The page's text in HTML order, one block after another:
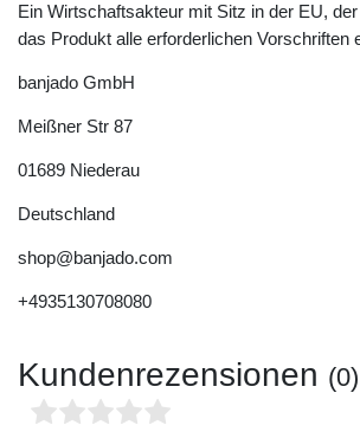
Ein Wirtschaftsakteur mit Sitz in der EU,
das Produkt alle erforderlichen Vorschriften
banjado GmbH
Meißner Str 87
01689 Niederau
Deutschland
shop@banjado.com
+4935130708080
Kundenrezensionen (0)